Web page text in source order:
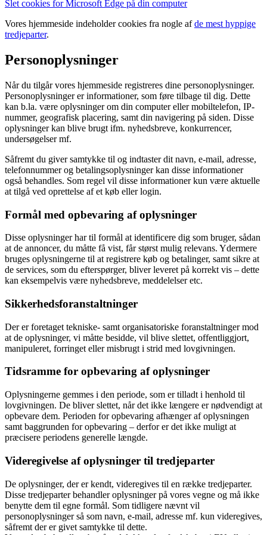
Slet cookies for Microsoft Edge på din computer
Vores hjemmeside indeholder cookies fra nogle afde mest hyppige
tredjeparter.
Personoplysninger
Når du tilgår vores hjemmeside registreres dine personoplysninger.
Personoplysninger er informationer, som føre tilbage til dig. Dette
kan b.la. være oplysninger om din computer eller mobiltelefon, IP-
nummer, geografisk placering, samt din navigering på siden. Disse
oplysninger kan blive brugt ifm. nyhedsbreve, konkurrencer,
undersøgelser mf.
Såfremt du giver samtykke til og indtaster dit navn, e-mail, adresse,
telefonnummer og betalingsoplysninger kan disse informationer
også behandles. Som regel vil disse informationer kun være aktuelle
at tilgå ved oprettelse af et køb eller login.
Formål med opbevaring af oplysninger
Disse oplysninger har til formål at identificere dig som bruger, sådan
at de annoncer, du måtte få vist, får størst mulig relevans. Ydermere
bruges oplysningerne til at registrere køb og betalinger, samt sikre at
de services, som du efterspørger, bliver leveret på korrekt vis – dette
kan eksempelvis være nyhedsbreve, meddelelser etc.
Sikkerhedsforanstaltninger
Der er foretaget tekniske- samt organisatoriske foranstaltninger mod
at de oplysninger, vi måtte besidde, vil blive slettet, offentliggjort,
manipuleret, forringet eller misbrugt i strid med lovgivningen.
Tidsramme for opbevaring af oplysninger
Oplysningerne gemmes i den periode, som er tilladt i henhold til
lovgivningen. De bliver slettet, når det ikke længere er nødvendigt at
opbevare dem. Perioden for opbevaring afhænger af oplysningen
samt baggrunden for opbevaring – derfor er det ikke muligt at
præcisere periodens generelle længde.
Videregivelse af oplysninger til tredjeparter
De oplysninger, der er kendt, videregives til en række tredjeparter.
Disse tredjeparter behandler oplysninger på vores vegne og må ikke
benytte dem til egne formål. Som tidligere nævnt vil
personoplysninger så som navn, e-mail, adresse mf. kun videregives,
såfremt der er givet samtykke til dette.